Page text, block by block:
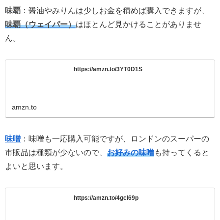
味覇 ：醤油やみりんは少しお金を積めば購入できますが、
味覇（ウェイパー）はほとんど見かけることがありませ
ん。
https://amzn.to/3YT0D1S
amzn.to
味噌 ：味噌も一応購入可能ですが、ロンドンのスーパーの
市販品は種類が少ないので、 お好みの味噌も持ってくると
よいと思います。
https://amzn.to/4gcl69p